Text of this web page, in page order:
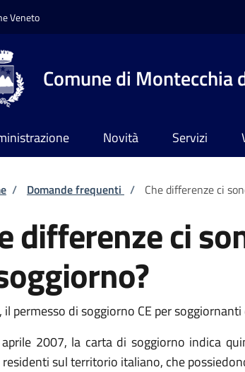
Veneto
Comune di Montecchia
Novità Servizi
di pane
/ Domande frequenti / Che differenze ci
differenze ci
il permesso di soggiorno CE per
2007, la carta di soggiorno indica
sul territorio italiano, che